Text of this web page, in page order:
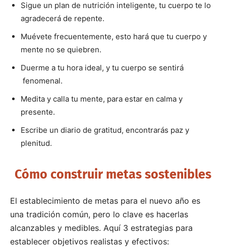
Sigue un plan de nutrición inteligente, tu cuerpo te lo
agradecerá de repente.
Muévete frecuentemente, esto hará que tu cuerpo y
mente no se quiebren.
Duerme a tu hora ideal, y tu cuerpo se sentirá
fenomenal.
Medita y calla tu mente, para estar en calma y
presente.
Escribe un diario de gratitud, encontrarás paz y
plenitud.
Cómo construir metas sostenibles
El establecimiento de metas para el nuevo año es
una tradición común, pero lo clave es hacerlas
alcanzables y medibles. Aquí 3 estrategias para
establecer objetivos realistas y efectivos: